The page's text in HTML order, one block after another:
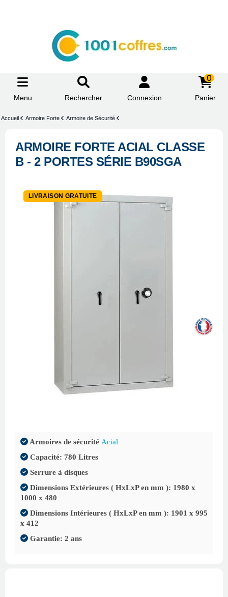
Menu Rechercher Connexion
0
Panier
Accueil Armoire Forte Armoire de Sécurité
ARMOIRE FORTE ACIAL CLASSE
B - 2 PORTES SÉRIE B90SGA
-5%
LIVRAISON GRATUITE
Armoires de sécurité Acial
Capacité: 780 Litres
Serrure à disques
Dimensions Extérieures ( HxLxP en mm ): 1980 x
1000 x 480
Dimensions Intérieures ( HxLxP en mm ): 1901 x 995
x 412
Garantie: 2 ans